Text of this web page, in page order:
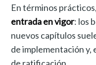
En términos
entrada en vigor: los
nuevos capítulos
de implementación y,
de ratificación.